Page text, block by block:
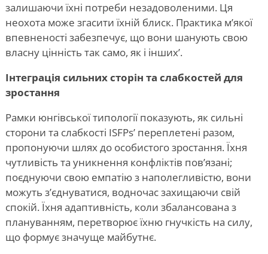
залишаючи їхні потреби незадоволеними. Ця
неохота може згасити їхній блиск. Практика м’якої
впевненості забезпечує, що вони шанують свою
власну цінність так само, як і інших’.
Інтеграція сильних сторін та слабкостей для
зростання
Рамки юнгівської типологіїпоказують, як сильні
сторони та слабкості ISFPs’ переплетені разом,
пропонуючи шлях до особистого зростання. Їхня
чутливість та уникнення конфліктів пов’язані;
поєднуючи свою емпатію з наполегливістю, вони
можуть з’єднуватися, водночас захищаючи свій
спокій. Їхня адаптивність, коли збалансована з
плануванням, перетворює їхню гнучкість на силу,
що формує значуще майбутнє.